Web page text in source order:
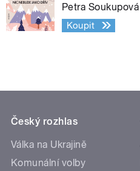
Petra Soukupová
Koupit
Český rozhlas
Válka na Ukrajině
Komunální volby